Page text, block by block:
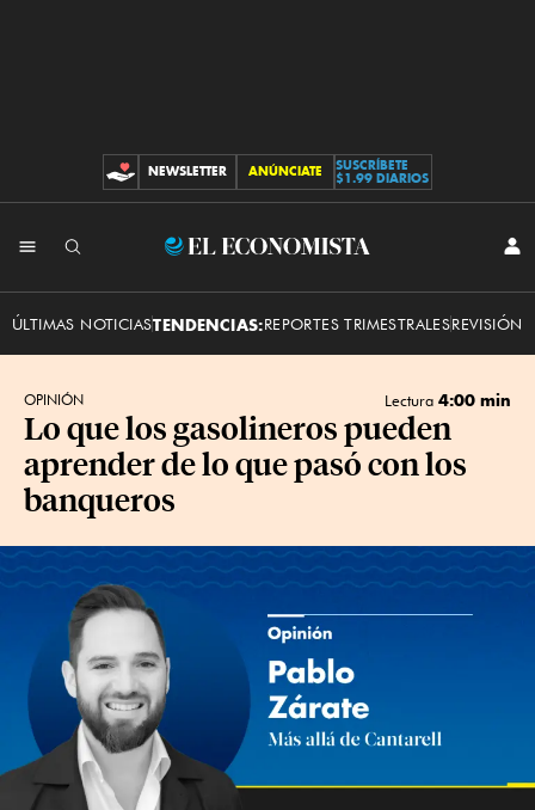
CONTRIBUCIONES
NEWSLETTER ANÚNCIATE
SUSCRÍBETE
$1.99 DIARIOS
El
ÚLTIMAS NOTICIASTENDENCIAS:REPORTES TRIMESTRALESREVISIÓN
OPINIÓN Lectura 4:00 min
Lo que los gasolineros pueden
aprender de lo que pasó con los
banqueros